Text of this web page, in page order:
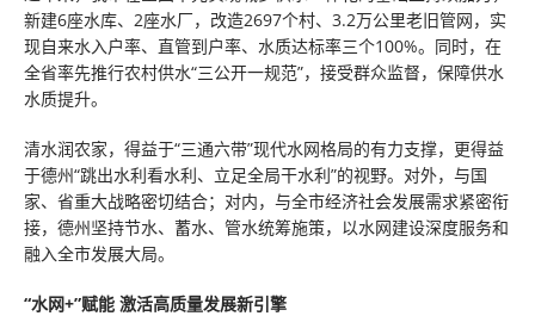
新建6座水库、2座水厂，改造2697个村、3.2万公里老旧管网，实
现自来水入户率、直管到户率、水质达标率三个100%。同时，在
全省率先推行农村供水“三公开一规范”，接受群众监督，保障供水
水质提升。
清水润农家，得益于“三通六带”现代水网格局的有力支撑，更得益
于德州“跳出水利看水利、立足全局干水利”的视野。对外，与国
家、省重大战略密切结合；对内，与全市经济社会发展需求紧密衔
接，德州坚持节水、蓄水、管水统筹施策，以水网建设深度服务和
融入全市发展大局。
“水网+”赋能 激活高质量发展新引擎